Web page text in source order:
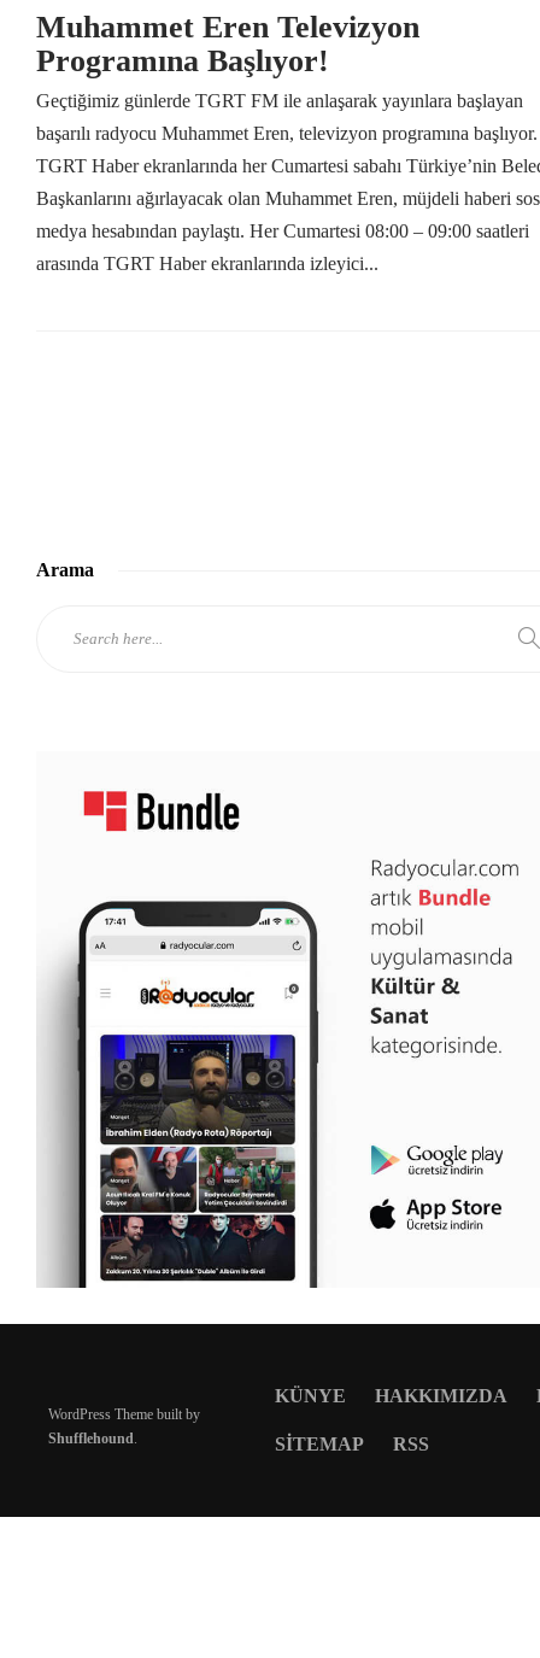
Muhammet Eren Televizyon
Programına Başlıyor!
Geçtiğimiz günlerde TGRT FM ile anlaşarak yayınlara başlayan
başarılı radyocu Muhammet Eren, televizyon programına başlıyor.
TGRT Haber ekranlarında her Cumartesi sabahı Türkiye’nin
Başkanlarını ağırlayacak olan Muhammet Eren, müjdeli haberi
medya hesabından paylaştı. Her Cumartesi 08:00 – 09:00 saatleri
arasında TGRT Haber ekranlarında izleyici...
Arama
WordPress Theme built by
Shufflehound.
KÜNYE HAKKIMIZDA
SITEMAP RSS